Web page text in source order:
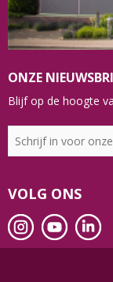
ONZE
Blijf op de hoogte
VOLG ONS